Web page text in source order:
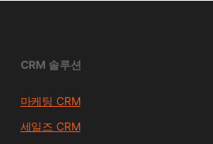
CRM 솔루션
마케팅 CRM
세일즈 CRM